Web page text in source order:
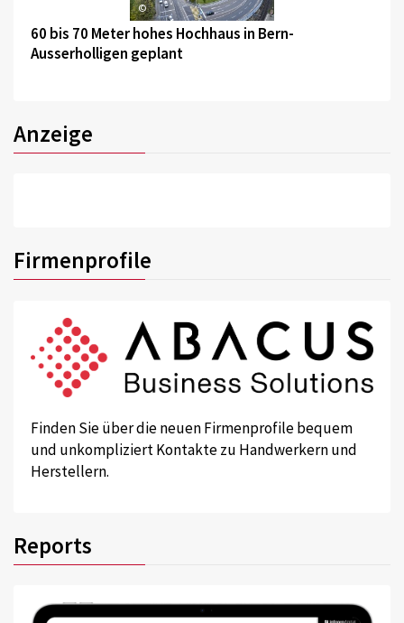
©
60 bis 70 Meter hohes Hochhaus in Bern-
Ausserholligen geplant
Anzeige
Firmenprofile
Finden Sie über die neuen Firmenprofile bequem
und unkompliziert Kontakte zu Handwerkern und
Herstellern.
Reports